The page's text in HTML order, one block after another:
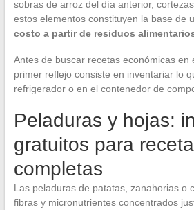
sobras de arroz del día anterior,
estos elementos constituyen la base de
costo a partir de residuos
Antes de buscar recetas económicas en
primer reflejo consiste en inventariar lo
refrigerador o en el contenedor de
Peladuras y hojas:
gratuitos para
completas
Las peladuras de patatas, zanahorias o
fibras y micronutrientes concentrados